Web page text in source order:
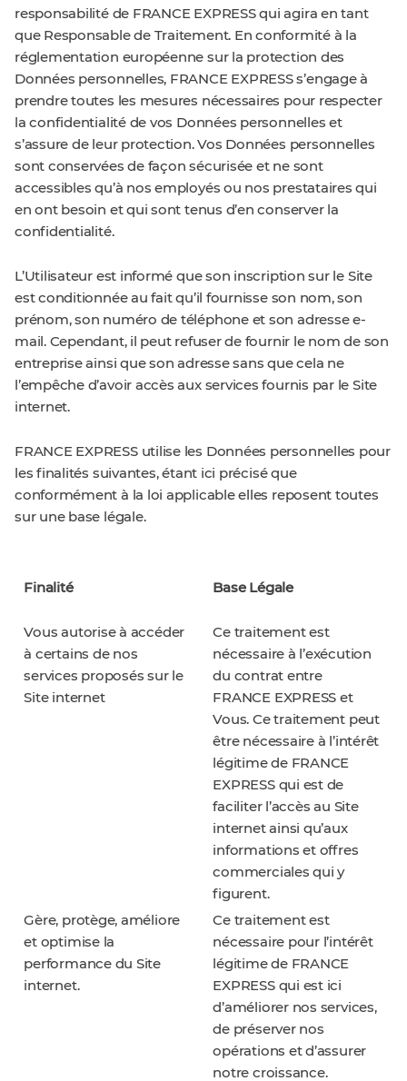
responsabilité de FRANCE EXPRESS qui agira en tant
que Responsable de Traitement. En conformité à la
réglementation européenne sur la protection des
Données personnelles, FRANCE EXPRESS s’engage à
prendre toutes les mesures nécessaires pour respecter
la confidentialité de vos Données personnelles et
s’assure de leur protection. Vos Données personnelles
sont conservées de façon sécurisée et ne sont
accessibles qu’à nos employés ou nos prestataires qui
en ont besoin et qui sont tenus d’en conserver la
confidentialité.
L’Utilisateur est informé que son inscription sur le Site
est conditionnée au fait qu’il fournisse son nom, son
prénom, son numéro de téléphone et son adresse e-
mail. Cependant, il peut refuser de fournir le nom de son
entreprise ainsi que son adresse sans que cela ne
l’empêche d’avoir accès aux services fournis par le Site
internet.
FRANCE EXPRESS utilise les Données personnelles pour
les finalités suivantes, étant ici précisé que
conformément à la loi applicable elles reposent toutes
sur une base légale.
Finalité
Vous autorise à accéder
à certains de nos
services proposés sur le
Site internet
Base Légale
Ce traitement est
nécessaire à l’exécution
du contrat entre
FRANCE EXPRESS et
Vous. Ce traitement peut
être nécessaire à l’intérêt
légitime de FRANCE
EXPRESS qui est de
faciliter l’accès au Site
internet ainsi qu’aux
informations et offres
commerciales qui y
figurent.
Gère, protège, améliore
et optimise la
performance du Site
internet.
Ce traitement est
nécessaire pour l’intérêt
légitime de FRANCE
EXPRESS qui est ici
d’améliorer nos services,
de préserver nos
opérations et d’assurer
notre croissance.